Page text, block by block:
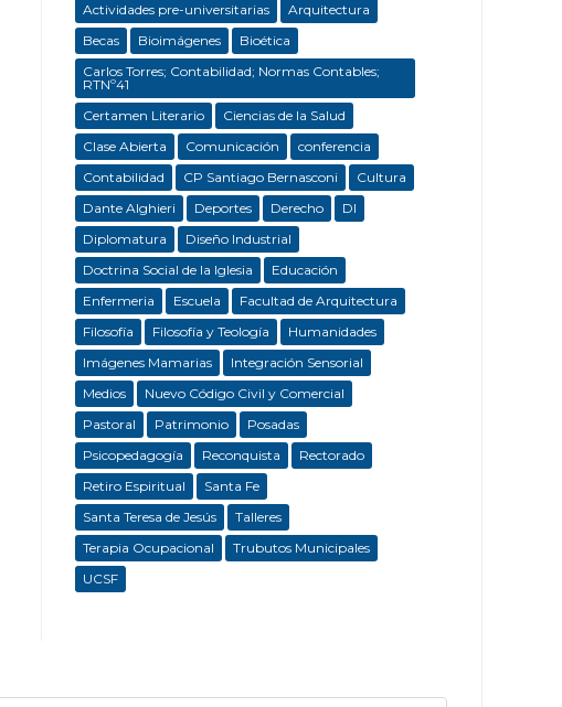
Actividades pre-universitarias
Arquitectura
Becas
Bioimágenes
Bioética
Carlos Torres; Contabilidad; Normas Contables;
RTNº41
Certamen Literario
Ciencias de la Salud
Clase Abierta
Comunicación
conferencia
Contabilidad
CP Santiago Bernasconi
Cultura
Dante Alghieri
Deportes Derecho
DI
Diplomatura
Diseño Industrial
Doctrina Social de la Iglesia
Educación
Enfermeria
Escuela
Facultad de Arquitectura
Filosofía
Filosofía y Teología
Humanidades
Imágenes Mamarias
Integración Sensorial
Medios
Nuevo Código Civil y Comercial
Pastoral
Patrimonio
Posadas
Psicopedagogía
Reconquista
Rectorado
Retiro Espiritual
Santa Fe
Santa Teresa de Jesús
Talleres
Terapia Ocupacional
Trubutos Municipales
UCSF